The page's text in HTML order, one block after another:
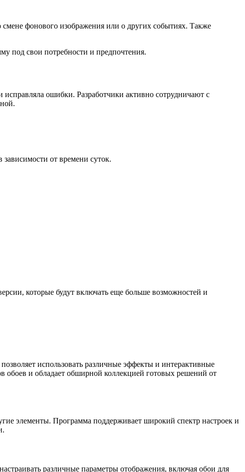
фонового изображения или о других событиях. Также
под свои потребности и предпочтения.
ошибки. Разработчики активно сотрудничают с
от времени суток.
которые будут включать еще больше возможностей и
использовать различные эффекты и интерактивные
обоев и обладает обширной коллекцией готовых решений от
элементы. Программа поддерживает широкий спектр настроек и
различные параметры отображения, включая обои для